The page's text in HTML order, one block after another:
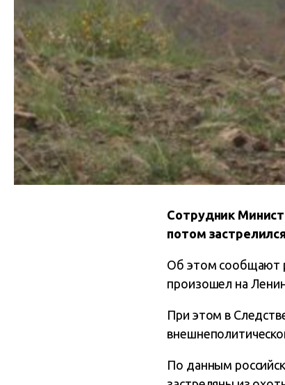
Сотрудник
потом
Об этом сообщают
произошел на
При этом в
По данным